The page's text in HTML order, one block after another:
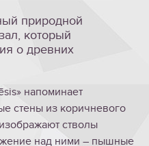
природной
который
о древних
напоминает
стены из коричневого
стволы
над ними – пышные